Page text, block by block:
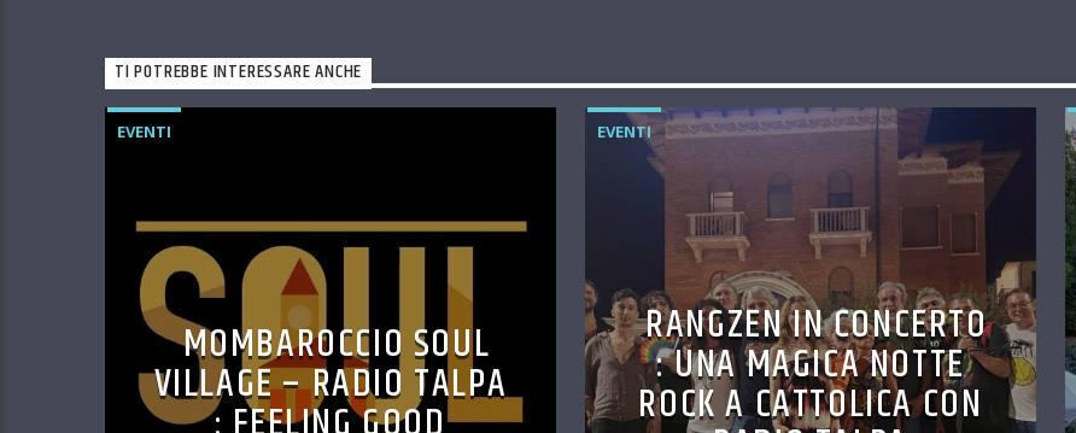
TI POTREBBE INTERESSARE ANCHE
EVENTI
MOMBAROCCIO SOUL
VILLAGE – RADIO TALPA
EVENTI
RANGZEN IN CONCERTO
: UNA MAGICA NOTTE
ROCK A CATTOLICA CON